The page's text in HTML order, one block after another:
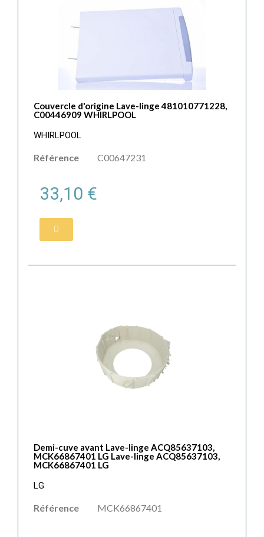
Couvercle d'origine Lave-linge 481010771228,
C00446909 WHIRLPOOL
WHIRLPOOL
Référence C00647231
33,10 €
Demi-cuve avant Lave-linge ACQ85637103,
MCK66867401 LG Lave-linge ACQ85637103,
MCK66867401 LG
LG
Référence MCK66867401